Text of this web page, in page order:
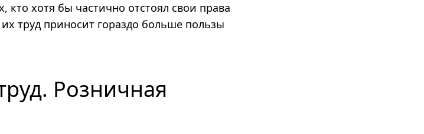
хотя бы частично отстоял свои права
труд приносит гораздо больше пользы
Розничная